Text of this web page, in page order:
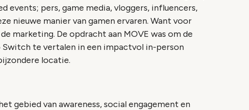
events; pers, game media, vloggers, influencers,
nieuwe manier van gamen ervaren. Want voor
marketing. De opdracht aan MOVE was om de
Switch te vertalen in een impactvol in-person
locatie.
gebied van awareness, social engagement en